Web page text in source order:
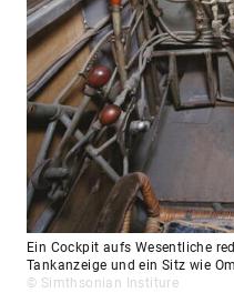
Ein Cockpit aufs Wesentliche
Tankanzeige und ein Sitz wie
© Simthsonian Institure